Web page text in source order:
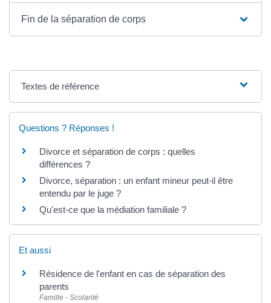
Fin de la séparation de corps
Textes de référence
Questions ? Réponses !
Divorce et séparation de corps : quelles
différences ?
Divorce, séparation : un enfant mineur peut-il être
entendu par le juge ?
Qu'est-ce que la médiation familiale ?
Et aussi
Résidence de l'enfant en cas de séparation des
parents
Famille - Scolarité